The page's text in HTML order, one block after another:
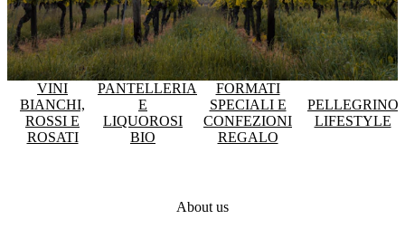
VINI
BIANCHI,
ROSSI E
ROSATI
PANTELLERIA
E
LIQUOROSI
BIO
FORMATI
SPECIALI E
CONFEZIONI
REGALO
PELLEGRINO
LIFESTYLE
About us